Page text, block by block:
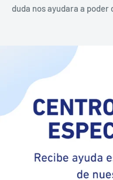
duda nos ayudara a